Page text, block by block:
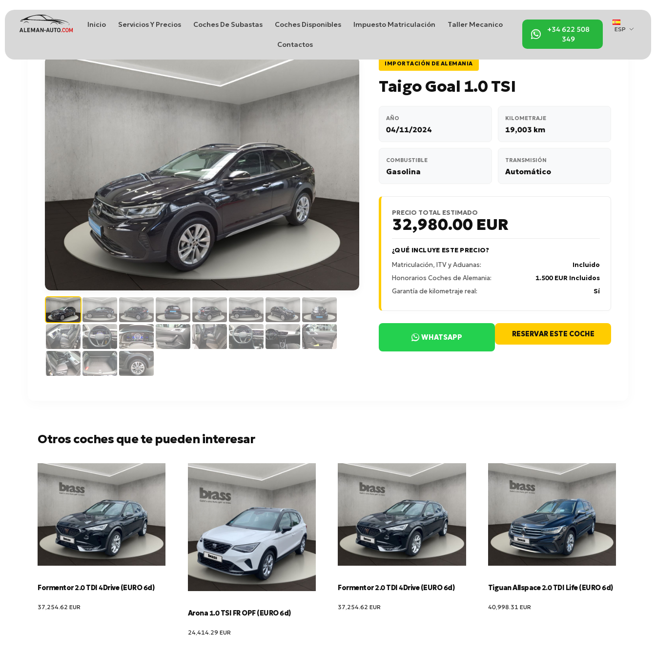
Inicio Servicios Y Precios Coches De Subastas Coches Disponibles Impuesto Matriculación Taller Mecanico
Contactos
+34 622 508
349
ESP
IMPORTACIÓN DE ALEMANIA
Taigo Goal 1.0 TSI
AÑO
04/11/2024
KILOMETRAJE
19,003 km
COMBUSTIBLE
Gasolina
TRANSMISIÓN
Automático
PRECIO TOTAL ESTIMADO
32,980.00 EUR
¿QUÉ INCLUYE ESTE PRECIO?
Matriculación, ITV y Aduanas:
Incluido
Honorarios Coches de Alemania:
1.500 EUR Incluidos
Garantía de kilometraje real:
Sí
WHATSAPP RESERVAR ESTE COCHE
Otros coches que te pueden interesar
Formentor 2.0 TDI 4Drive (EURO 6d)
37,254.62 EUR
Arona 1.0 TSI FR OPF (EURO 6d)
24,414.29 EUR
Formentor 2.0 TDI 4Drive (EURO 6d)
37,254.62EUR
Tiguan Allspace 2.0 TDI Life (EURO 6d)
40,998.31 EUR